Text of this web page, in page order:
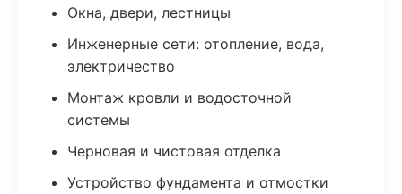
Окна, двери, лестницы
Инженерные сети: отопление, вода,
электричество
Монтаж кровли и водосточной
системы
Черновая и чистовая отделка
Устройство фундамента и отмостки